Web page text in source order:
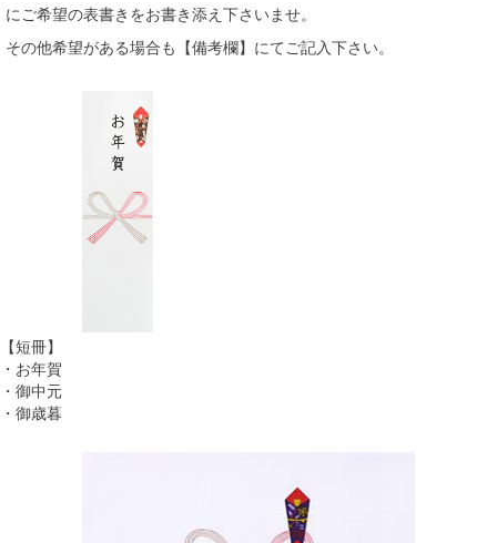
にご希望の表書きをお書き添え下さいませ。
その他希望がある場合も【備考欄】にてご記入下さい。
【短冊】
・お年賀
・御中元
・御歳暮